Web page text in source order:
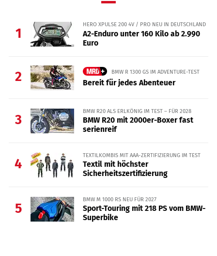
1
HERO XPULSE 200 4V / PRO NEU IN DEUTSCHLAND
A2-Enduro unter 160 Kilo ab 2.990
Euro
2 BMW R 1300 GS IM ADVENTURE-TEST
Bereit für jedes Abenteuer
3
BMW R20 ALS ERLKÖNIG IM TEST – FÜR 2028
BMW R20 mit 2000er-Boxer fast
serienreif
4
TEXTILKOMBIS MIT AAA-ZERTIFIZIERUNG IM TEST
Textil mit höchster
Sicherheitszertifizierung
5
BMW M 1000 RS NEU FÜR 2027
Sport-Touring mit 218 PS vom BMW-
Superbike